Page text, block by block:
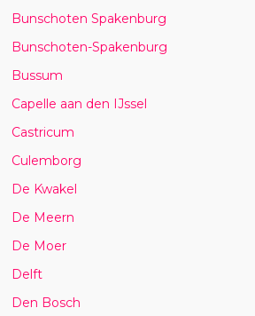
Bunschoten Spakenburg
Bunschoten-Spakenburg
Bussum
Capelle aan den IJssel
Castricum
Culemborg
De Kwakel
De Meern
De Moer
Delft
Den Bosch